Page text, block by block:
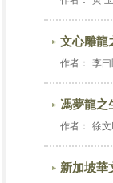
文心雕龍
作者： 李
馮夢龍之
作者： 徐
新加坡華